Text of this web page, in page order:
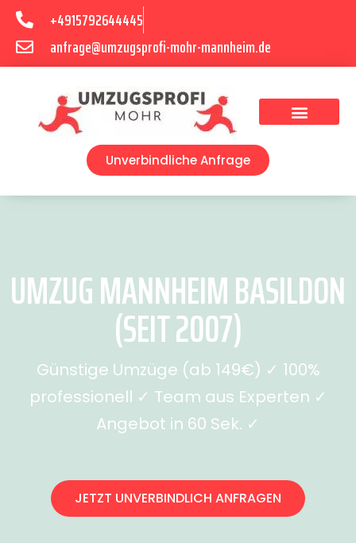
+4915792644445
anfrage@umzugsprofi-mohr-mannheim.de
Unverbindliche Anfrage
UMZUG MANNHEIM BASILDON
(SEIT 2007)
Günstige Umzüge (ab 149€) ✓ 100%
professionell ✓ Team aus Experten ✓
Angebot in 60 Sek. ✓
JETZT UNVERBINDLICH ANFRAGEN